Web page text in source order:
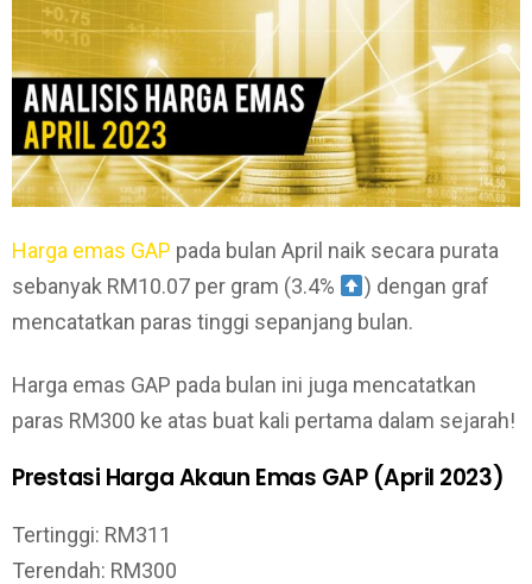
Harga emas GAP pada bulan April naik secara purata
sebanyak RM10.07 per gram (3.4%
) dengan graf
mencatatkan paras tinggi sepanjang bulan.
Harga emas GAP pada bulan ini juga mencatatkan
paras RM300 ke atas buat kali pertama dalam sejarah!
Prestasi Harga Akaun Emas GAP (April 2023)
Tertinggi: RM311
Terendah: RM300